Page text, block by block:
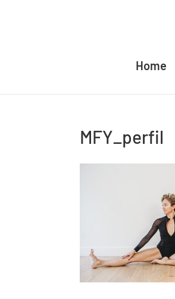
Home
MFY_perfil